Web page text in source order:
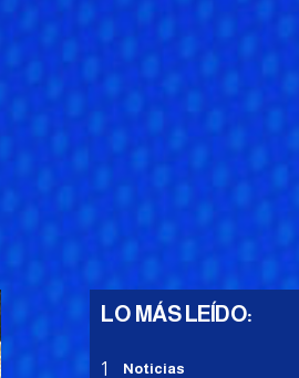
LO MÁS LEÍDO:
Noticias